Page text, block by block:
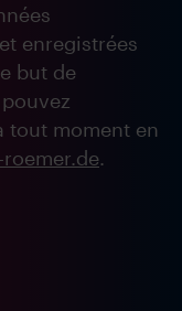
enregistrées
but de
tout moment en
.